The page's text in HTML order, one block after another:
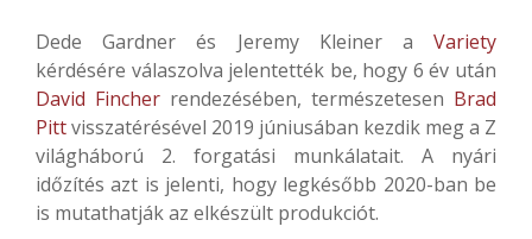
Dede Gardner és Jeremy Kleiner a Variety
kérdésére válaszolva jelentették be, hogy 6 év után
David Fincher rendezésében, természetesen Brad
Pittvisszatérésével 2019 júniusában kezdik meg a Z
világháború 2. forgatási munkálatait. A nyári
időzítés azt is jelenti, hogy legkésőbb 2020-ban be
is mutathatják az elkészült produkciót.